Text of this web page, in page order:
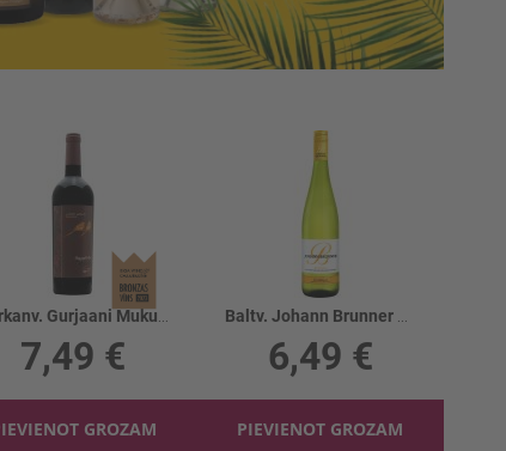
Sarkanv. Gurjaani Mukuzani 12.5%
7,49 €
GROZAM
Baltv. Johann Brunner Riesling Mosel 9.5%
6,49 €
PIEVIENOT GROZAM